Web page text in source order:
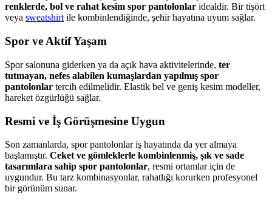
renklerde, bol ve rahat kesim spor pantolonlar idealdir. Bir tişört
veya sweatshirt ile kombinlendiğinde, şehir hayatına uyum sağlar.
Spor ve Aktif Yaşam
Spor salonuna giderken ya da açık hava aktivitelerinde, ter
tutmayan, nefes alabilen kumaşlardan yapılmış spor
pantolonlar tercih edilmelidir. Elastik bel ve geniş kesim modeller,
hareket özgürlüğü sağlar.
Resmi ve İş Görüşmesine Uygun
Son zamanlarda, spor pantolonlar iş hayatında da yer almaya
başlamıştır. Ceket ve gömleklerle kombinlenmiş, şık ve sade
tasarımlara sahip spor pantolonlar, resmi ortamlar için de
uygundur. Bu tarz kombinasyonlar, rahatlığı korurken profesyonel
bir görünüm sunar.